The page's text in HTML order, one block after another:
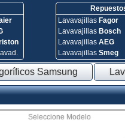
Lavavajillas Fagor
Lavavajillas Bosch
Lavavajillas AEG
Lavavajillas Smeg
Samsung
Seleccione Modelo